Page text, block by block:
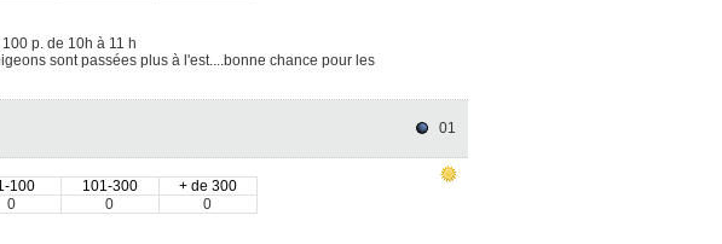
p. de 10h à 11 h
sont passées plus à l'est....bonne chance pour les
01
100 101-300
+ de 300
0 0
0